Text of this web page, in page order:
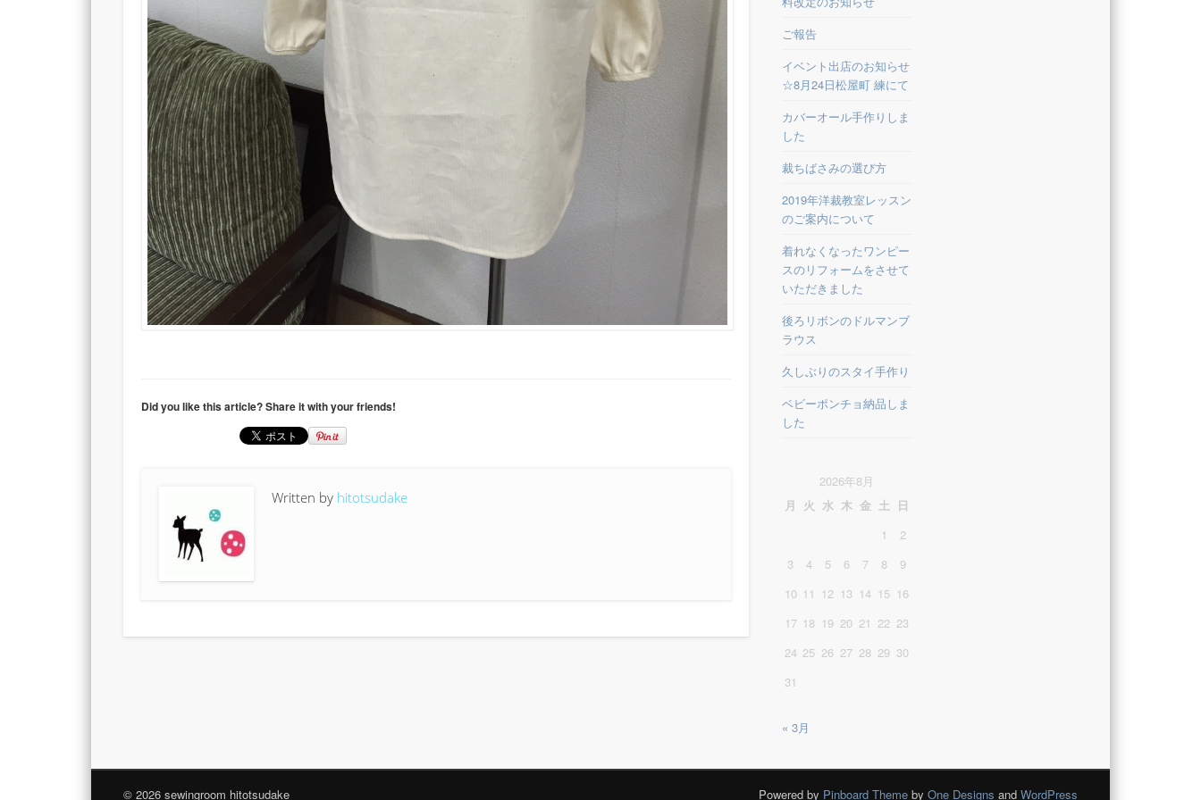
Did you like this article? Share it with your friends!
Written by hitotsudake
ご報告
イベント出店のお知らせ
☆8月24日松屋町 練にて
カバーオール手作りしま
した
裁ちばさみの選び方
2019年洋裁教室レッスン
のご案内について
着れなくなったワンピー
スのリフォームをさせて
いただきました
後ろリボンのドルマンブ
ラウス
久しぶりのスタイ手作り
ベビーポンチョ納品しま
した
2026年8月
月 火 水 木 金 土 日
1
2
3
4 5 6 7 8
9
10 11 12 13 14 15 16
17 18 19 20 21 22 23
24 25 26 27 28 29 30
31
« 3月
© 2026 sewingroom hitotsudake Powered by Pinboard Themeby One Designs and WordPress